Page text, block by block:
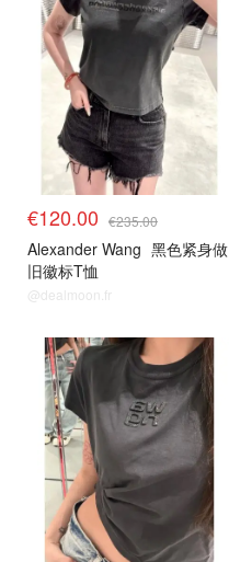
€120.00 €235.00
Alexander Wang 黑色紧身做
旧徽标T恤
@dealmoon.fr